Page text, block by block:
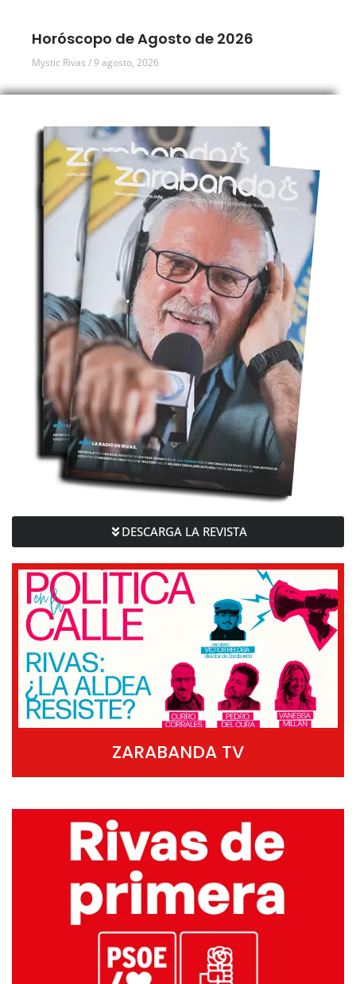
Horóscopo de Agosto de 2026
Mystic Rivas 9 agosto, 2026
DESCARGA LA REVISTA
ZARABANDA TV